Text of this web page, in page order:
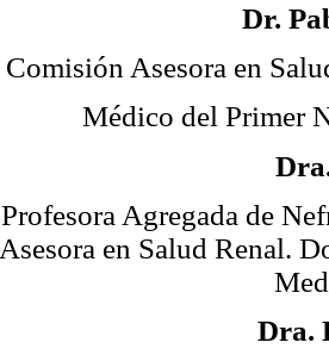
Dr.
Comisión Asesora en
Médico del Primer
Profesora Agregada de
Asesora en Salud Renal.
Dra.